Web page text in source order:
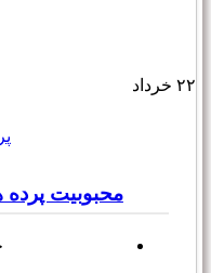
۲۲ خرداد
محبوبیت پرده